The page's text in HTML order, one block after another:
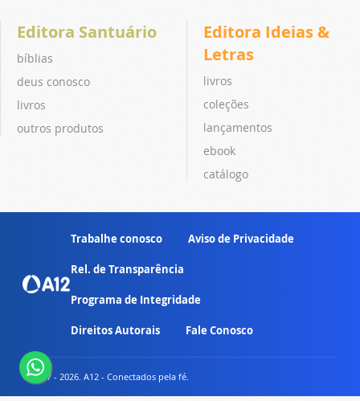
Editora Santuário
bíblias
deus conosco
livros
outros produtos
Editora Ideias &
Letras
livros
coleções
lançamentos
ebook
catálogo
Trabalhe conosco Aviso de Privacidade
Rel. de Transparência
Programa de Integridade
Direitos Autorais Fale Conosco
© 2007 - 2026. A12 - Conectados pela fé.